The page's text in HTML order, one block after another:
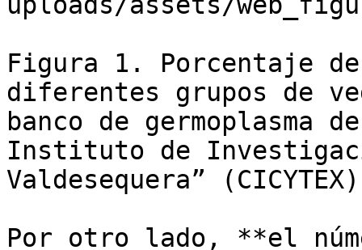
Figura 1. Porcentaje
diferentes grupos de
banco de
Instituto de
Valdesequera”
Por otro lado, **el